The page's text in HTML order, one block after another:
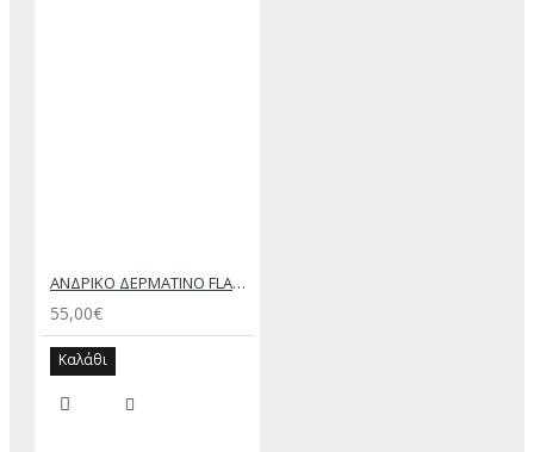
ΑΝΔΡΙΚΟ ΔΕΡΜΑΤΙΝΟ FLAT ΣΑΝΔΑΛΙ ΤΖΙΝ ΚΕΡΙ ΕΚΤΟΡΑΣ
55,00€
Καλάθι